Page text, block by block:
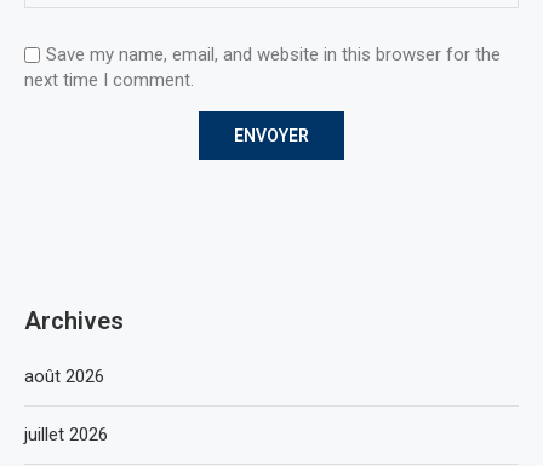
Save my name, email, and website in this browser for the
next time I comment.
Archives
août 2026
juillet 2026